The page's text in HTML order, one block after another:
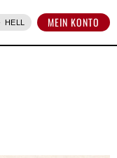
HELL MEIN KONTO